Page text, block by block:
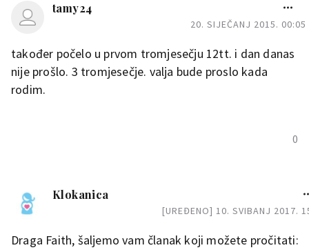
tamy24
20. SIJEČANJ 2015. 00:05
također počelo u prvom tromjesečju 12tt. i dan danas
nije prošlo. 3 tromjesečje. valja bude proslo kada
rodim.
0
Klokanica
[UREĐENO] 10. SVIBANJ 2017.
Draga Faith, šaljemo vam članak koji možete pročitati: